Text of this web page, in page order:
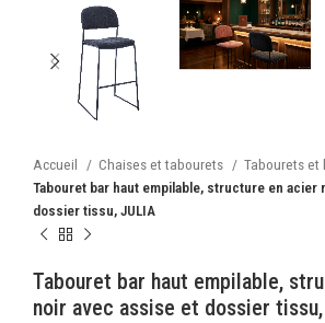
Accueil Chaises et tabourets
Tabourets et
Tabouret bar haut empilable, structure en acier
dossier tissu, JULIA
Tabouret bar haut empilable,
noir avec assise et dossier